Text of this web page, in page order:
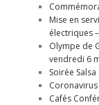
Mise en
électriques
Olympe de
vendredi 6
Soirée
Coronavirus
Cafés